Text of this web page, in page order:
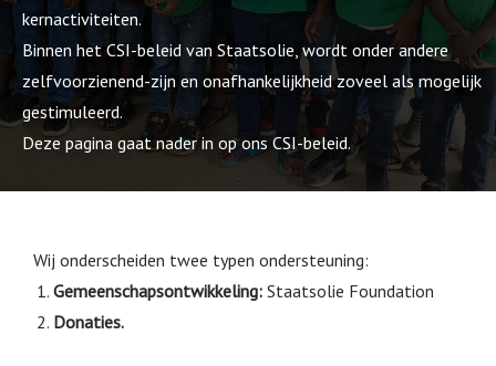
kernactiviteiten.
Binnen het CSI-beleid van Staatsolie, wordt onder andere
zelfvoorzienend-zijn en onafhankelijkheid zoveel als mogelijk
gestimuleerd.
Deze pagina gaat nader in op ons CSI-beleid.
Wij onderscheiden twee typen ondersteuning:
Gemeenschapsontwikkeling: Staatsolie Foundation
Donaties.